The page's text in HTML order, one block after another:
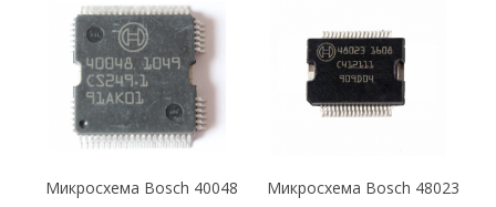
Микросхема Bosch 40048 Микросхема Bosch 48023